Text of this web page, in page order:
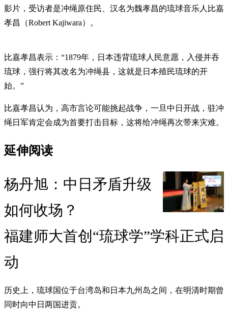
影片，受访者是冲绳原住民、汉名为魏孝昌的琉球音乐人比嘉
孝昌（Robert Kajiwara）。
比嘉孝昌表示：“1879年，日本违背琉球人民意愿，入侵并吞
琉球，强行将其改名为冲绳县，这就是日本殖民琉球的开
始。”
比嘉孝昌认为，高市言论可能挑起战争，一旦中日开战，驻冲
绳日军肯定会成为首要打击目标，这将给冲绳再次带来灾难。
延伸阅读
杨丹旭：中日矛盾升级
如何收场？
福建师大首创“琉球学”学科正式启
动
历史上，琉球国位于台湾岛和日本九州岛之间，在明清时期曾
同时向中日两国进贡。